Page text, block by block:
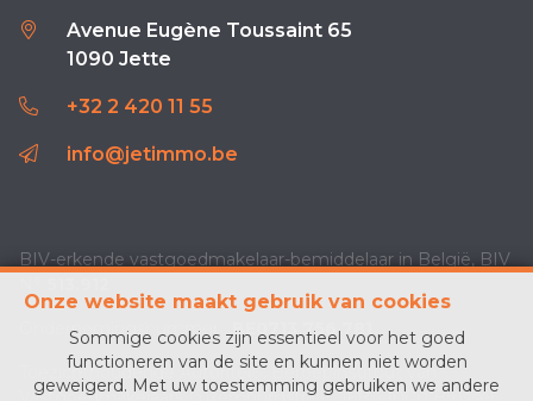
Onze website maakt gebruik van cookies
Sommige cookies zijn essentieel voor het goed
functioneren van de site en kunnen niet worden
geweigerd. Met uw toestemming gebruiken we andere
Avenue Eugène Toussaint 65
1090 Jette
+32 2 420 11 55
info@jetimmo.be
BIV-erkende vastgoedmakelaar-bemiddelaar in België, BIV
Ondernemingsnummer : BE0713 756 781
Toezichthoudende Autoriteit : Beroepinstituut van